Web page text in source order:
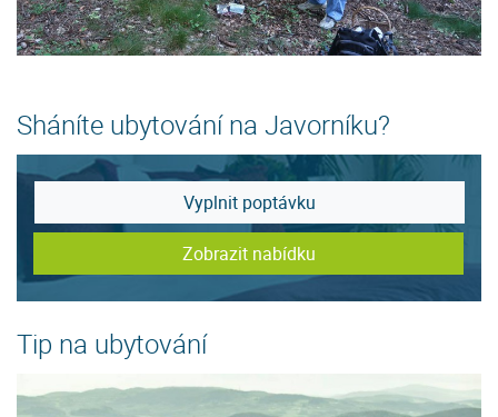
Sháníte ubytování na Javorníku?
Vyplnit poptávku
Zobrazit nabídku
Tip na ubytování